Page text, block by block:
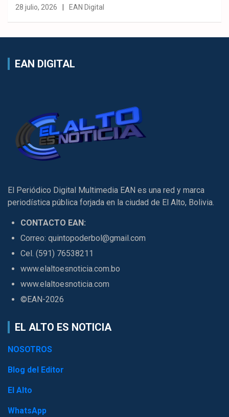
28 julio, 2026 EAN Digital
EAN DIGITAL
El Periódico Digital Multimedia EAN es una red y marca
periodística pública forjada en la ciudad de El Alto, Bolivia.
CONTACTO EAN:
Correo: quintopoderbol@gmail.com
Cel. (591) 76538211
www.elaltoesnoticia.com.bo
www.elaltoesnoticia.com
©EAN-2026
EL ALTO ES NOTICIA
NOSOTROS
Blog del Editor
El Alto
WhatsApp